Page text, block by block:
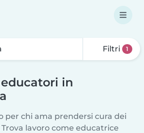
Filtri 1
in
per chi ama prendersi cura dei
lavoro come educatrice